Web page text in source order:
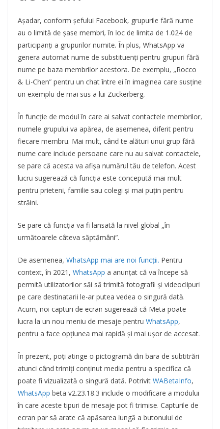
Așadar, conform șefului Facebook, grupurile fără nume
au o limită de șase membri, în loc de limita de 1.024 de
participanți a grupurilor numite. În plus, WhatsApp va
genera automat nume de substituenți pentru grupuri fără
nume pe baza membrilor acestora. De exemplu, „Rocco
& Li-Chen” pentru un chat între ei în imaginea care susține
un exemplu de mai sus a lui Zuckerberg.
În funcție de modul în care ai salvat contactele membrilor,
numele grupului va apărea, de asemenea, diferit pentru
fiecare membru. Mai mult, când te alături unui grup fără
nume care include persoane care nu au salvat contactele,
se pare că acesta va afișa numărul tău de telefon. Acest
lucru sugerează că funcția este concepută mai mult
pentru prieteni, familie sau colegi și mai puțin pentru
străini.
Se pare că funcția va fi lansată la nivel global „în
următoarele câteva săptămâni”.
De asemenea, WhatsApp mai are noi funcții. Pentru
context, în 2021, WhatsApp a anunțat că va începe să
permită utilizatorilor săi să trimită fotografii și videoclipuri
pe care destinatarii le-ar putea vedea o singură dată.
Acum, noi capturi de ecran sugerează că Meta poate
lucra la un nou meniu de mesaje pentru WhatsApp,
pentru a face opțiunea mai rapidă și mai ușor de accesat.
În prezent, poți atinge o pictogramă din bara de subtitrări
atunci când trimiți conținut media pentru a specifica că
poate fi vizualizată o singură dată. Potrivit WABetaInfo,
WhatsApp beta v2.23.18.3 include o modificare a modului
în care aceste tipuri de mesaje pot fi trimise. Capturile de
ecran par să arate că apăsarea lungă a butonului de